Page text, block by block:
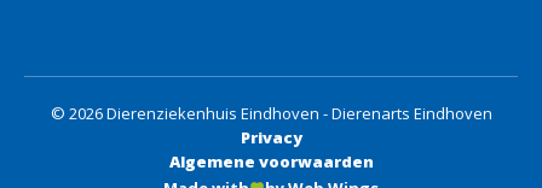
© 2026 Dierenziekenhuis Eindhoven - Dierenarts Eindhoven
Privacy
Algemene voorwaarden